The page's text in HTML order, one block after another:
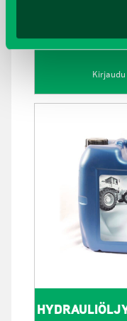
10W-
Kirjaudu